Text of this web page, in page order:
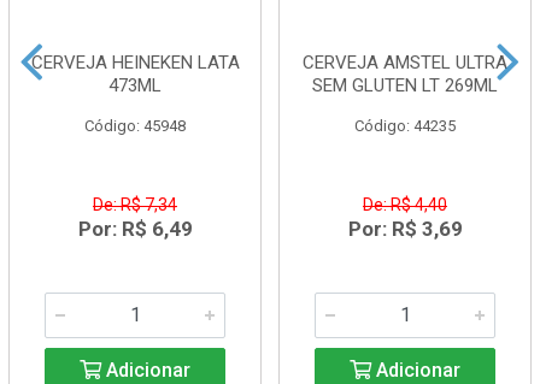
CERVEJA HEINEKEN LATA
473ML
Código: 45948
De: R$ 7,34
Por: R$ 6,49
Adicionar
CERVEJA AMSTEL ULTRA
SEM GLUTEN LT 269ML
Código: 44235
De: R$ 4,40
Por: R$ 3,69
Adicionar